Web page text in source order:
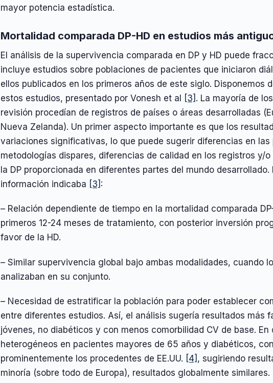
mayor potencia estadística.
Mortalidad comparada DP-HD en estudios más
El análisis de la supervivencia comparada en DP y HD puede
incluye estudios sobre poblaciones de pacientes que iniciaron
ellos publicados en los primeros años de este siglo. Disponemos
estos estudios, presentado por Vonesh et al [3] . La mayoría de
revisión procedían de registros de países o áreas desarrolladas
Nueva Zelanda). Un primer aspecto importante es que los
variaciones significativas, lo que puede sugerir diferencias en las
metodologías dispares, diferencias de calidad en los registros y/
la DP proporcionada en diferentes partes del mundo
información indicaba [3] :
– Relación dependiente de tiempo en la mortalidad comparada
primeros 12-24 meses de tratamiento, con posterior inversión
favor de la HD.
– Similar supervivencia global bajo ambas modalidades, cuando
analizaban en su conjunto.
– Necesidad de estratificar la población para poder establecer
entre diferentes estudios. Así, el análisis sugería resultados más
jóvenes, no diabéticos y con menos comorbilidad CV de base.
heterogéneos en pacientes mayores de 65 años y diabéticos,
prominentemente los procedentes de EE.UU. [4] , sugiriendo
minoría (sobre todo de Europa), resultados globalmente similares.